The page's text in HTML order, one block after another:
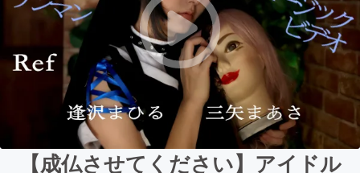
【成仏させてください】アイドル